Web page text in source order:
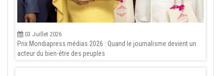
03 Juillet 2026
Prix Mondiapress médias 2026 : Quand le journalisme devient un
acteur du bien-être des peuples